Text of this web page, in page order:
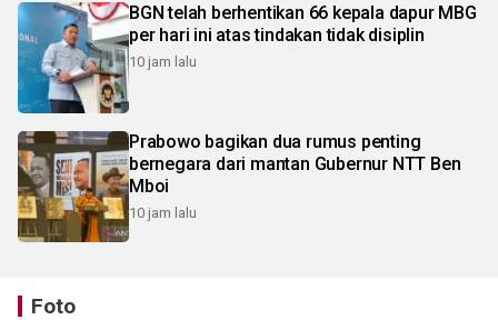
BGN telah berhentikan 66 kepala dapur MBG
per hari ini atas tindakan tidak disiplin
10 jam lalu
Prabowo bagikan dua rumus penting
bernegara dari mantan Gubernur NTT Ben
Mboi
10 jam lalu
Foto